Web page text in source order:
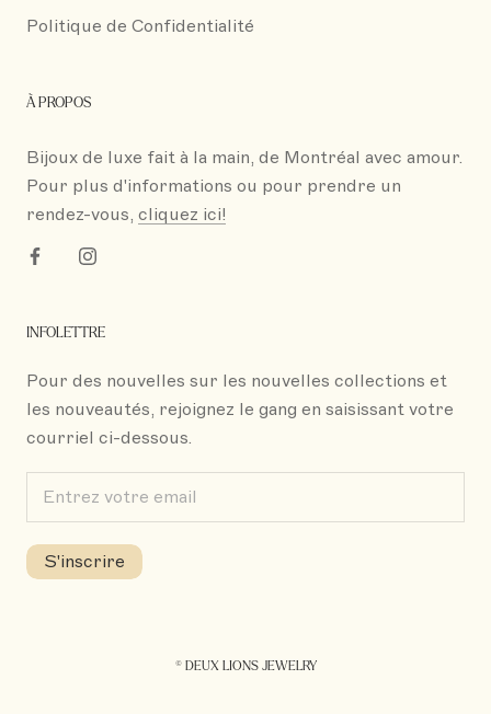
Politique de Confidentialité
À PROPOS
Bijoux de luxe fait à la main, de Montréal avec amour.
Pour plus d'informations ou pour prendre un
rendez-vous, cliquez ici!
INFOLETTRE
Pour des nouvelles sur les nouvelles collections et
les nouveautés, rejoignez le gang en saisissant votre
courriel ci-dessous.
S'inscrire
© DEUX LIONS JEWELRY